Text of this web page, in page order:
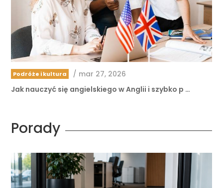
Podróże i kultura / mar 27, 2026
Jak nauczyć się angielskiego w Anglii i szybko p …
Porady